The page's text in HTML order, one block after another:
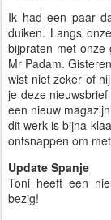
Ik had een paar
duiken. Langs
bijpraten met onze
Mr Padam.
wist niet zeker of
je deze
een nieuw
dit werk is bijna
ontsnappen om
Update Spanje
Toni heeft een
bezig!